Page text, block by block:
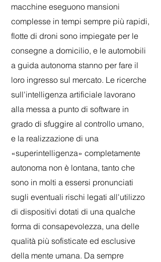
macchine eseguono mansioni
complesse in tempi sempre più rapidi,
flotte di droni sono impiegate per le
consegne a domicilio, e le automobili
a guida autonoma stanno per fare il
loro ingresso sul mercato. Le ricerche
sull'intelligenza artificiale lavorano
alla messa a punto di software in
grado di sfuggire al controllo umano,
e la realizzazione di una
«superintelligenza» completamente
autonoma non è lontana, tanto che
sono in molti a essersi pronunciati
sugli eventuali rischi legati all'utilizzo
di dispositivi dotati di una qualche
forma di consapevolezza, una delle
qualità più sofisticate ed esclusive
della mente umana. Da sempre